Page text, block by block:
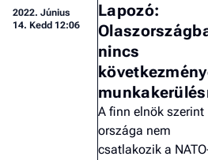
2022. Június
14. Kedd 12:06
Lapozó:
nincs
A finn elnök szerint
országa nem
csatlakozik a